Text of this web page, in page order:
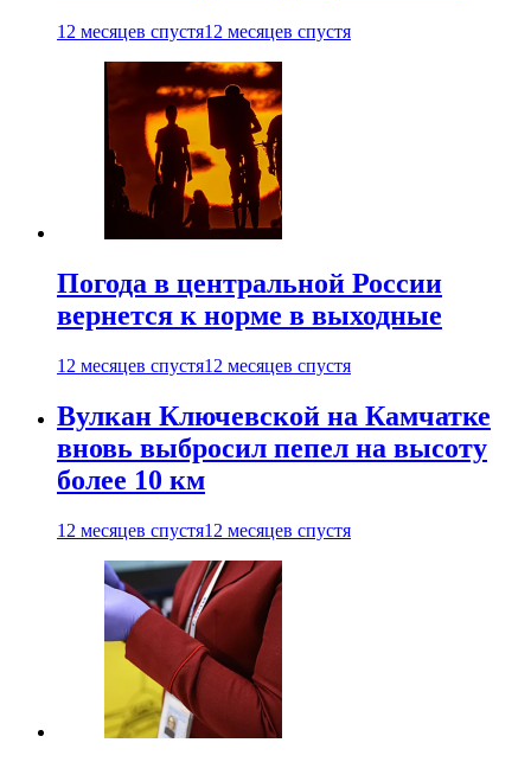
12 месяцев спустя12 месяцев спустя
Погода в центральной России
вернется к норме в выходные
12 месяцев спустя12 месяцев спустя
Вулкан Ключевской на Камчатке
вновь выбросил пепел на высоту
более 10 км
12 месяцев спустя12 месяцев спустя